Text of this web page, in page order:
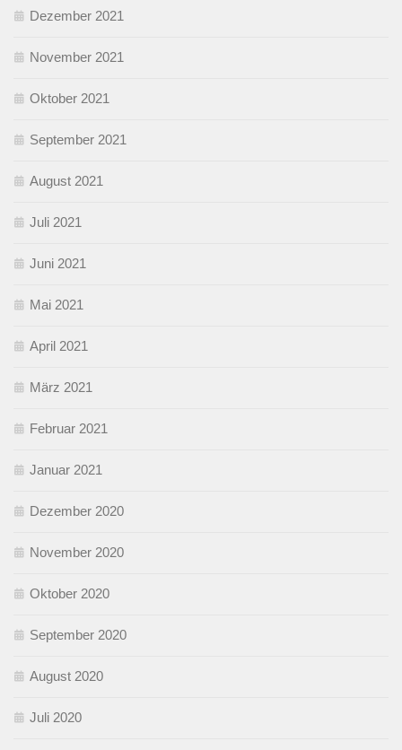
Dezember 2021
November 2021
Oktober 2021
September 2021
August 2021
Juli 2021
Juni 2021
Mai 2021
April 2021
März 2021
Februar 2021
Januar 2021
Dezember 2020
November 2020
Oktober 2020
September 2020
August 2020
Juli 2020